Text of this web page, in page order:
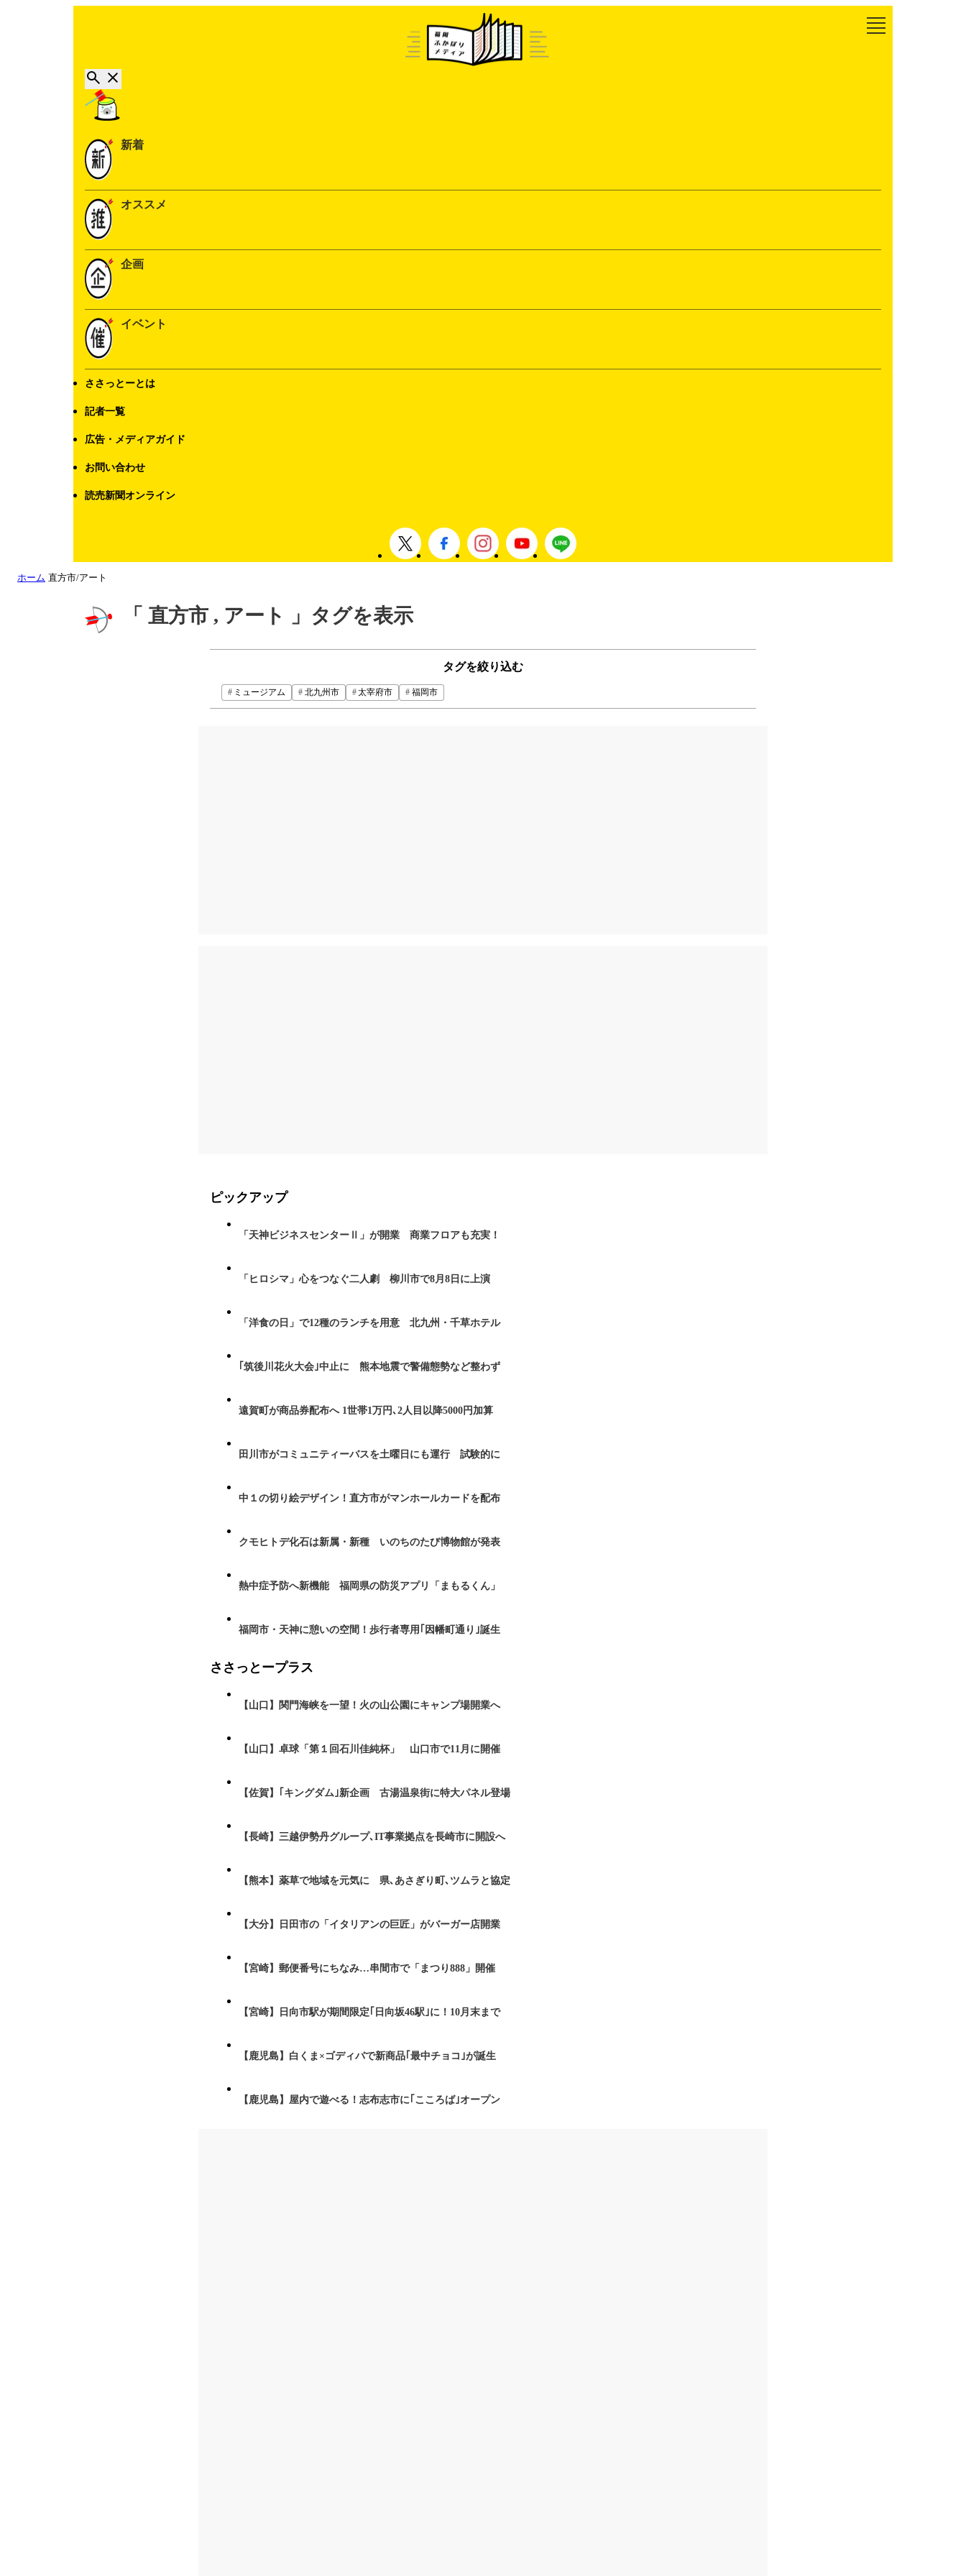
新着
オススメ
企画
イベント
ささっとーとは
記者一覧
広告・メディアガイド
お問い合わせ
読売新聞オンライン
ホーム 直方市/アート
「 直方市 , アート 」タグを表示
タグを絞り込む
ミュージアム 北九州市 太宰府市 福岡市
ピックアップ
「天神ビジネスセンターⅡ」が開業 商業フロアも充実！
「ヒロシマ」心をつなぐ二人劇 柳川市で8月8日に上演
「洋食の日」で12種のランチを用意 北九州・千草ホテル
｢筑後川花火大会｣中止に 熊本地震で警備態勢など整わず
遠賀町が商品券配布へ 1世帯1万円､2人目以降5000円加算
田川市がコミュニティーバスを土曜日にも運行 試験的に
中１の切り絵デザイン！直方市がマンホールカードを配布
クモヒトデ化石は新属・新種 いのちのたび博物館が発表
熱中症予防へ新機能 福岡県の防災アプリ「まもるくん」
福岡市・天神に憩いの空間！歩行者専用｢因幡町通り｣誕生
ささっとープラス
【山口】関門海峡を一望！火の山公園にキャンプ場開業へ
【山口】卓球「第１回石川佳純杯」 山口市で11月に開催
【佐賀】｢キングダム｣新企画 古湯温泉街に特大パネル登場
【長崎】三越伊勢丹グループ､IT事業拠点を長崎市に開設へ
【熊本】薬草で地域を元気に 県､あさぎり町､ツムラと協定
【大分】日田市の「イタリアンの巨匠」がバーガー店開業
【宮崎】郵便番号にちなみ…串間市で「まつり888」開催
【宮崎】日向市駅が期間限定｢日向坂46駅｣に！10月末まで
【鹿児島】白くま×ゴディバで新商品｢最中チョコ｣が誕生
【鹿児島】屋内で遊べる！志布志市に｢こころば｣オープン